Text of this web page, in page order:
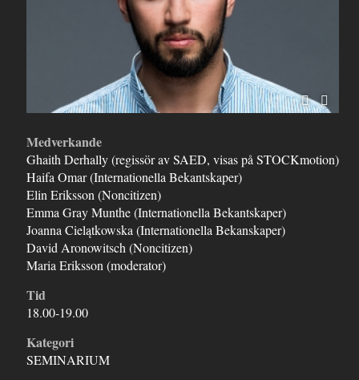
Medverkande
Ghaith Derhally (regissör av SAED, visas på STOCKmotion)
Haifa Omar (Internationella Bekantskaper)
Elin Eriksson (Noncitizen)
Emma Gray Munthe (Internationella Bekantskaper)
Joanna Cielątkowska (Internationella Bekanskaper)
David Aronowitsch (Noncitizen)
Maria Eriksson (moderator)
Tid
18.00-19.00
Kategori
SEMINARIUM